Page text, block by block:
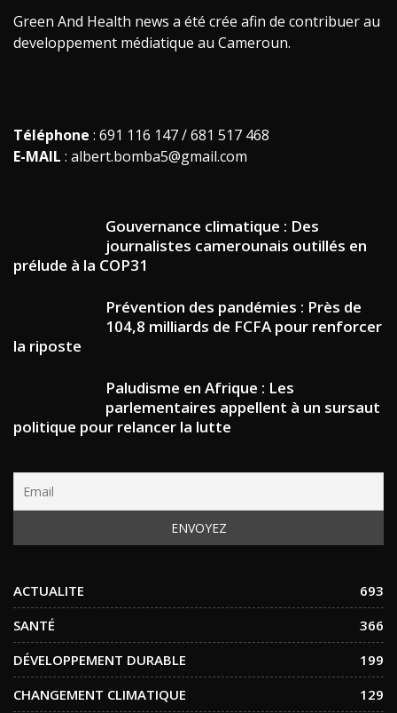
Green And Health news a été crée afin de contribuer au
developpement médiatique au Cameroun.
Téléphone : 691 116 147 / 681 517 468
E-MAIL : albert.bomba5@gmail.com
Gouvernance climatique : Des
journalistes camerounais outillés en
prélude à la COP31
Prévention des pandémies : Près de
104,8 milliards de FCFA pour renforcer
la riposte
Paludisme en Afrique : Les
parlementaires appellent à un sursaut
politique pour relancer la lutte
ACTUALITE
693
SANTÉ
366
DÉVELOPPEMENT DURABLE
199
CHANGEMENT CLIMATIQUE
129